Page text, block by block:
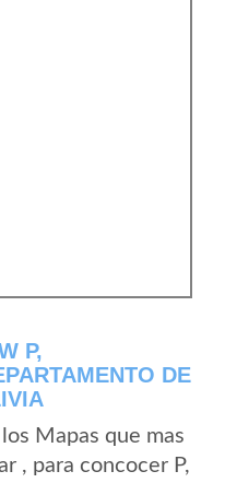
P,
DE
Mapas que mas
, para concocer P,